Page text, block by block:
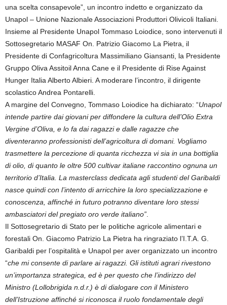
una scelta consapevole”, un incontro indetto e organizzato da
Unapol – Unione Nazionale Associazioni Produttori Olivicoli Italiani.
Insieme al Presidente Unapol Tommaso Loiodice, sono intervenuti il
Sottosegretario MASAF On. Patrizio Giacomo La Pietra, il
Presidente di Confagricoltura Massimiliano Giansanti, la Presidente
Gruppo Oliva Assitoil Anna Cane e il Presidente di Rise Against
Hunger Italia Alberto Albieri. A moderare l’incontro, il dirigente
scolastico Andrea Pontarelli.
A margine del Convegno, Tommaso Loiodice ha dichiarato: “Unapol
intende partire dai giovani per diffondere la cultura dell’Olio Extra
Vergine d’Oliva, e lo fa dai ragazzi e dalle ragazze che
diventeranno professionisti dell’agricoltura di domani. Vogliamo
trasmettere la percezione di quanta ricchezza vi sia in una bottiglia
di olio, di quanto le oltre 500 cultivar italiane raccontino ognuna un
territorio d’Italia. La masterclass dedicata agli studenti del Garibaldi
nasce quindi con l’intento di arricchire la loro specializzazione e
conoscenza, affinché in futuro potranno diventare loro stessi
ambasciatori del pregiato oro verde italiano”.
Il Sottosegretario di Stato per le politiche agricole alimentari e
forestali On. Giacomo Patrizio La Pietra ha ringraziato l’I.T.A. G.
Garibaldi per l’ospitalità e Unapol per aver organizzato un incontro
“che mi consente di parlare ai ragazzi. Gli istituti agrari rivestono
un’importanza strategica, ed è per questo che l’indirizzo del
Ministro (Lollobrigida n.d.r.) è di dialogare con il Ministero
dell’Istruzione affinché si riconosca il ruolo fondamentale degli